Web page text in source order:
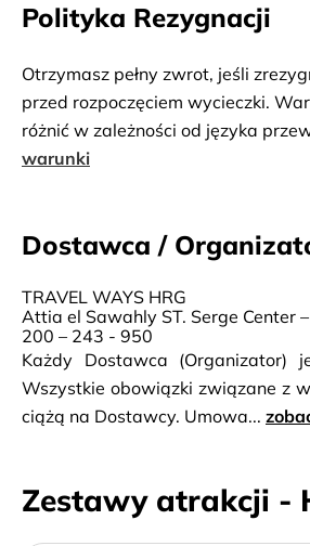
Polityka Rezygnacji
Otrzymasz pełny zwrot, jeśli
przed rozpoczęciem wycieczki.
różnić w zależności od języka
warunki
Dostawca /
TRAVEL WAYS HRG
Attia el Sawahly ST. Serge Center
200 – 243 - 950
Każdy Dostawca (Organizator)
Wszystkie obowiązki związane z
ciążą na Dostawcy. Umowa...
Zestawy atrakcji -